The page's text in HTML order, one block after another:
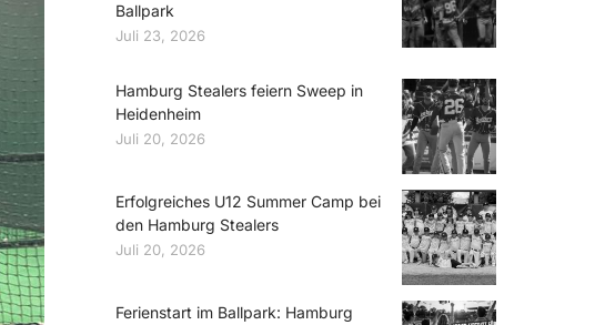
Ballpark
Juli 23, 2026
Hamburg Stealers feiern Sweep in
Heidenheim
Juli 20, 2026
Erfolgreiches U12 Summer Camp bei
den Hamburg Stealers
Juli 20, 2026
Ferienstart im Ballpark: Hamburg